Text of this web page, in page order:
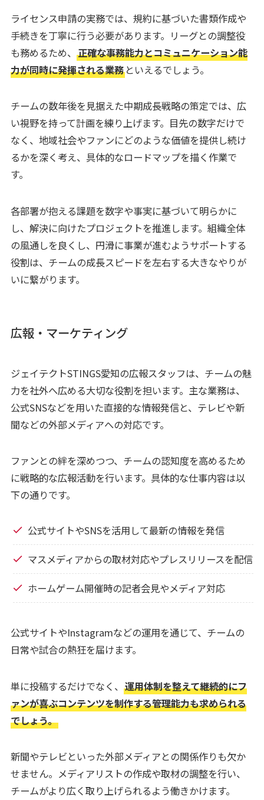
ライセンス申請の実務では、規約に基づいた書類作成や
手続きを丁寧に行う必要があります。リーグとの調整役
も務めるため、 正確な事務能力とコミュニケーション能
力が同時に発揮される業務といえるでしょう。
チームの数年後を見据えた中期成長戦略の策定では、広
い視野を持って計画を練り上げます。目先の数字だけで
なく、地域社会やファンにどのような価値を提供し続け
るかを深く考え、具体的なロードマップを描く作業で
す。
各部署が抱える課題を数字や事実に基づいて明らかに
し、解決に向けたプロジェクトを推進します。組織全体
の風通しを良くし、円滑に事業が進むようサポートする
役割は、チームの成長スピードを左右する大きなやりが
いに繋がります。
広報・マーケティング
ジェイテクトSTINGS愛知の広報スタッフは、チームの魅
力を社外へ広める大切な役割を担います。主な業務は、
公式SNSなどを用いた直接的な情報発信と、テレビや新
聞などの外部メディアへの対応です。
ファンとの絆を深めつつ、チームの認知度を高めるため
に戦略的な広報活動を行います。具体的な仕事内容は以
下の通りです。
公式サイトやSNSを活用して最新の情報を発信
マスメディアからの取材対応やプレスリリースを配信
ホームゲーム開催時の記者会見やメディア対応
公式サイトやInstagramなどの運用を通じて、チームの
日常や試合の熱狂を届けます。
単に投稿するだけでなく、 運用体制を整えて継続的にフ
ァンが喜ぶコンテンツを制作する管理能力も求められる
でしょう。
新聞やテレビといった外部メディアとの関係作りも欠か
せません。メディアリストの作成や取材の調整を行い、
チームがより広く取り上げられるよう働きかけます。